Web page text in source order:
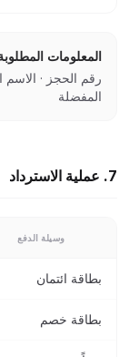
المعلومات
رقم الحجز · الاسم
المفضلة
7. عملية الاسترداد
وسيلة الدفع
بطاقة ائتمان
بطاقة خصم